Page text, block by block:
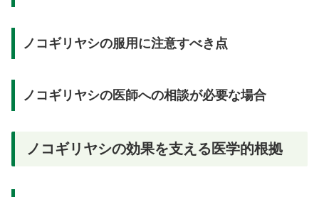
ノコギリヤシの服用に注意すべき点
ノコギリヤシの医師への相談が必要な場合
ノコギリヤシの効果を支える医学的根拠